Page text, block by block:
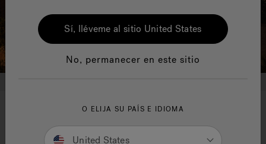
Sí, lléveme al sitio United States
No, permanecer en este sitio
O ELIJA SU PAÍS E IDIOMA
United States